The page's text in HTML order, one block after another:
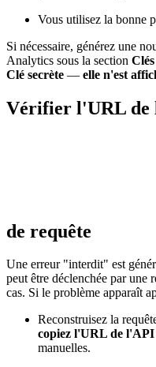
Vous utilisez la bonne
Si nécessaire, générez une
Analytics sous la section
Clé secrète — elle n'est
Vérifier l'URL de
de requête
Une erreur "interdit" est
peut être déclenchée par une
cas. Si le problème apparaît
Reconstruisez la
copiez l'URL de l'API
manuelles.